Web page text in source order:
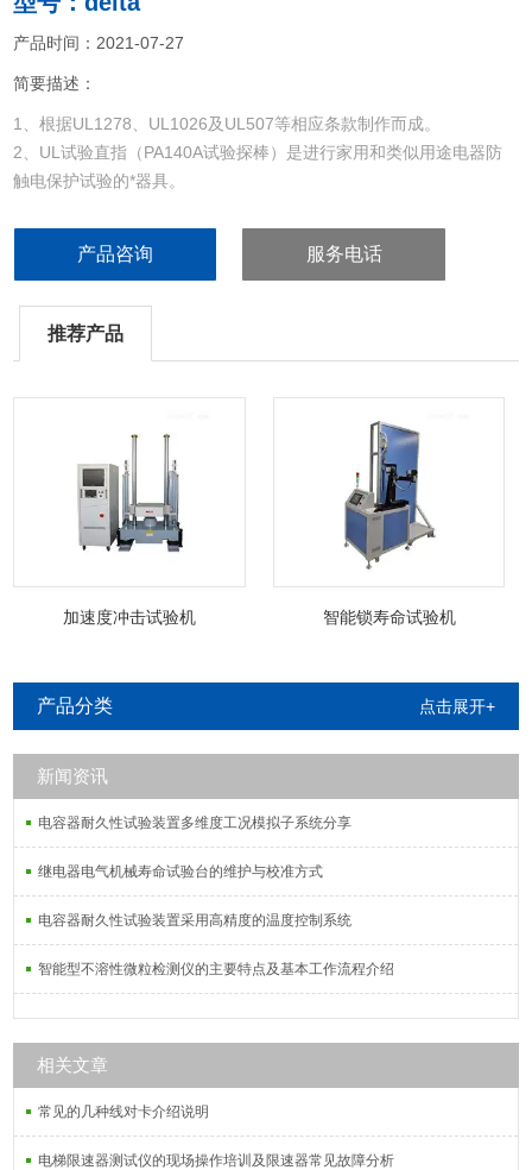
产品时间：2021-07-27
简要描述：
1、根据UL1278、UL1026及UL507等相应条款制作而成。
2、UL试验直指（PA140A试验探棒）是进行家用和类似用途电器防
触电保护试验的*器具。
产品咨询 服务电话
推荐产品
加速度冲击试验机 智能锁寿命试验机
产品分类 点击展开+
新闻资讯
电容器耐久性试验装置多维度工况模拟子系统分享
继电器电气机械寿命试验台的维护与校准方式
电容器耐久性试验装置采用高精度的温度控制系统
智能型不溶性微粒检测仪的主要特点及基本工作流程介绍
相关文章
常见的几种线对卡介绍说明
电梯限速器测试仪的现场操作培训及限速器常见故障分析